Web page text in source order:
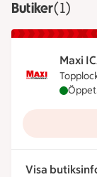
ButikerVisar 1
(1)
Maxi
Maxi
Öppet
Visa